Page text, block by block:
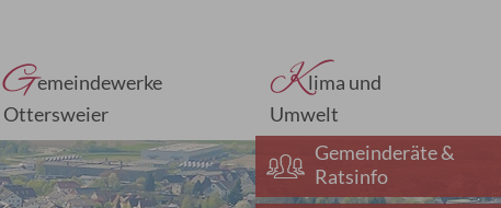
Gemeindewerke
Ottersweier
Klima und
Umwelt
Gemeinderäte &
Ratsinfo